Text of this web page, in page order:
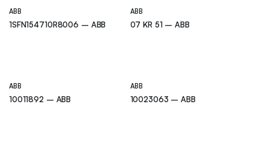
ABB
1SFN154710R8006 – ABB
ABB
07 KR 51 – ABB
ABB
10011892 – ABB
ABB
10023063 – ABB